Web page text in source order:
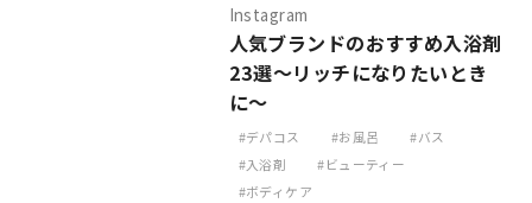
Instagram
人気ブランドのおすすめ入浴剤
23選～リッチになりたいとき
に～
デパコス お風呂
バス
入浴剤
ビューティー
ボディケア